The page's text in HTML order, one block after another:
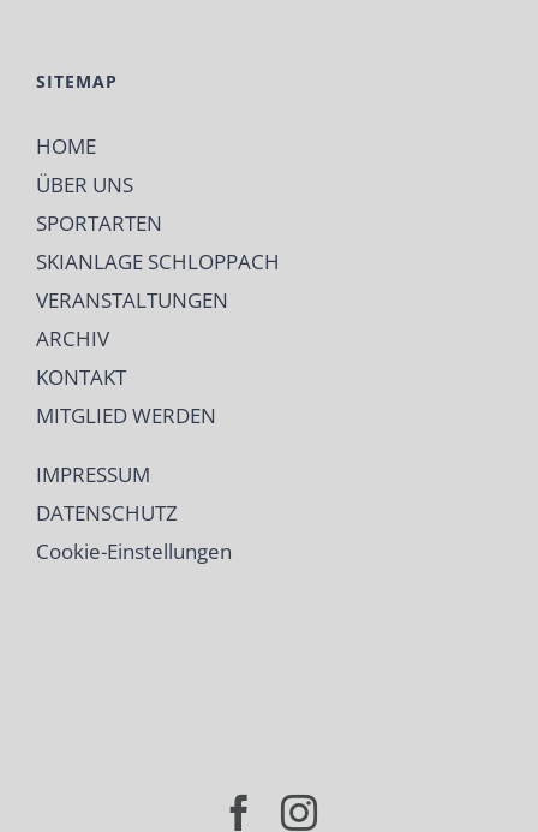
SITEMAP
HOME
ÜBER UNS
SPORTARTEN
SKIANLAGE SCHLOPPACH
VERANSTALTUNGEN
ARCHIV
KONTAKT
MITGLIED WERDEN
IMPRESSUM
DATENSCHUTZ
Cookie-Einstellungen
Facebook
Instagram